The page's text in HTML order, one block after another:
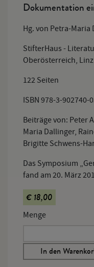
Dokumentation
Hg. von Petra-Maria
StifterHaus -
Oberösterreich, Linz
122 Seiten
ISBN 978-3-902740-
Beiträge von: Peter
Maria Dallinger,
Brigitte Schwens-
Das Symposium
fand am 20. März
€ 18,00
Menge
In den